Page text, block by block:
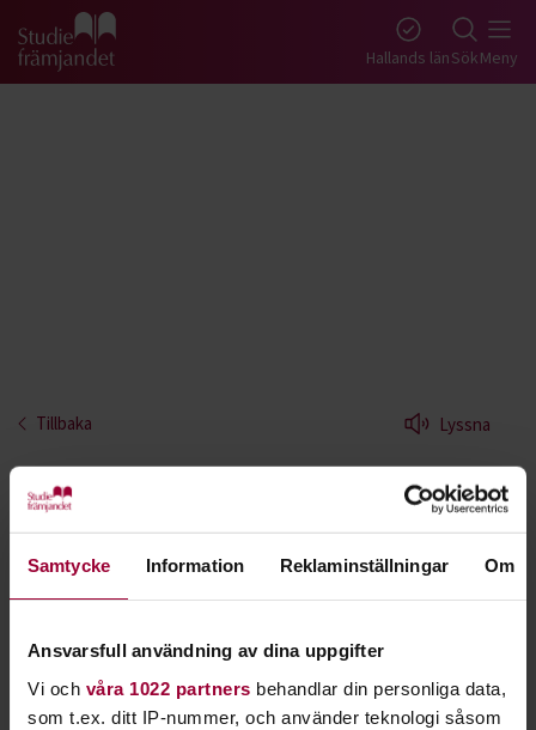
Samtycke Information Reklaminställningar Om
Ansvarsfull användning av dina uppgifter
Vi och våra 1022 partners behandlar din personliga data,
som t.ex. ditt IP-nummer, och använder teknologi såsom
Gå till studiefrämjandets startsida Hallands länSökMeny
Tillbaka Lyssna
Bas - Halland
Lär dig spela elbas. Basen, tillsammans med
trummorna, utgör ofta grundstommen i pop- och
rockmusiken.
Öva med rätt teknik och fingersättning så blir du snabbare
och givetvis också hur du stämmer basen.